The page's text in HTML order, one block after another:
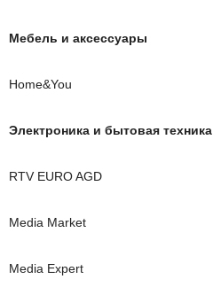
Мебель и аксессуары
Home&You
Электроника и бытовая техника
RTV EURO AGD
Media Market
Media Expert